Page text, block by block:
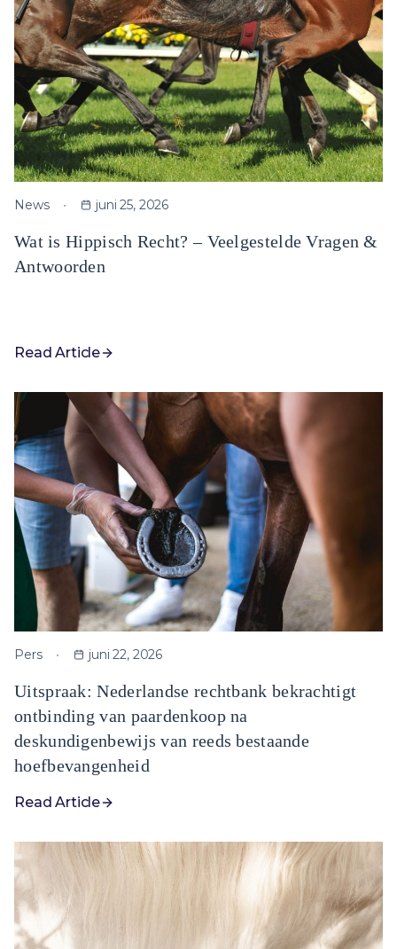
News juni 25, 2026
Wat is Hippisch Recht? – Veelgestelde Vragen &
Antwoorden
Read Article
Pers juni 22, 2026
Uitspraak: Nederlandse rechtbank bekrachtigt
ontbinding van paardenkoop na
deskundigenbewijs van reeds bestaande
hoefbevangenheid
Read Article